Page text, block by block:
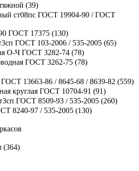
(39)
ст08пс ГОСТ 19904-90 / ГОСТ
ГОСТ 17375 (130)
ГОСТ 103-2006 / 535-2005 (65)
О-Ч ГОСТ 3282-74 (78)
ГОСТ 3262-75 (78)
13663-86 / 8645-68 / 8639-82 (559)
круглая ГОСТ 10704-91 (91)
ГОСТ 8509-93 / 535-2005 (260)
8240-97 / 535-2005 (130)
(364)